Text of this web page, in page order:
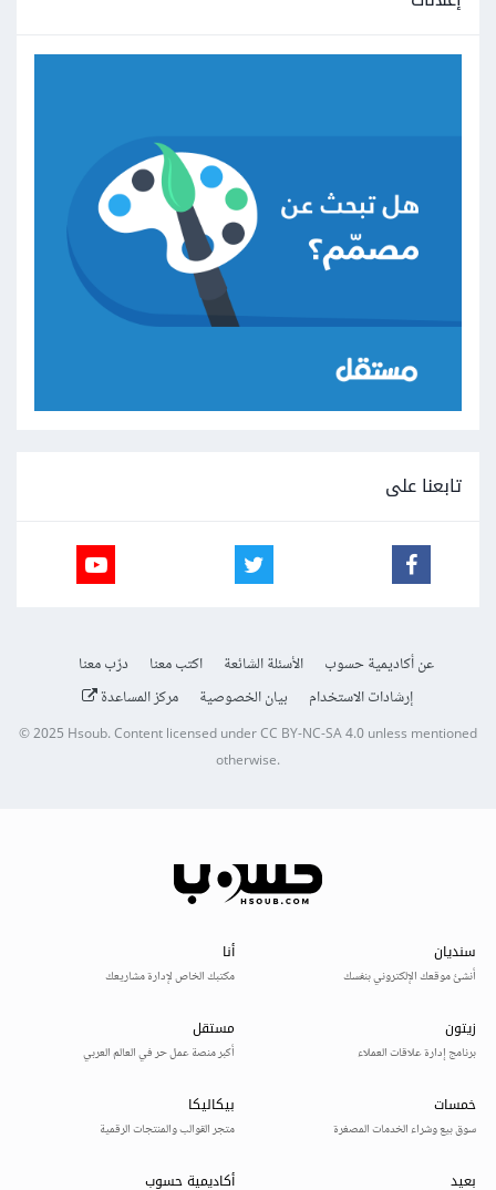
تابعنا على
عن أكاديمية حسوب الأسئلة الشائعة اكتب معنا
درّب معنا
إرشادات الاستخدام
بيان الخصوصية مركز المساعدة
© 2025Hsoub.Content licensed underCC BY-NC-SA 4.0unless mentioned
otherwise.